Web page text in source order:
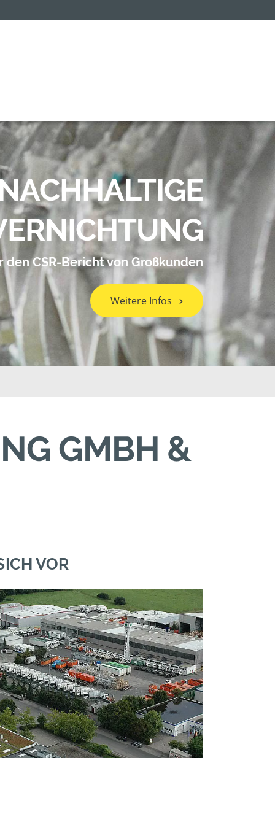
den CSR-Bericht von Großkunden
Weitere Infos
GMBH &
VOR